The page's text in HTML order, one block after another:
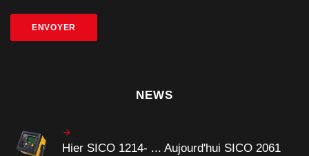
ENVOYER
NEWS
Hier SICO 1214- ... Aujourd'hui SICO 2061